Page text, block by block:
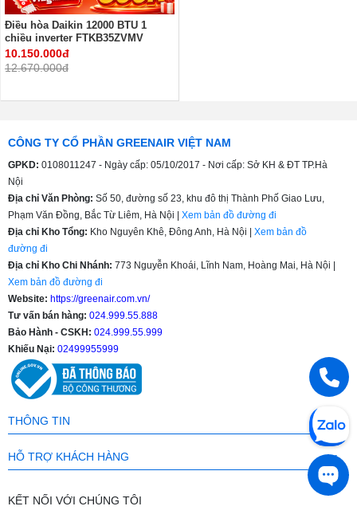
Điều hòa Daikin 12000 BTU 1
chiều inverter FTKB35ZVMV
10.150.000đ
12.670.000đ
CÔNG TY CỔ PHẦN GREENAIR VIỆT NAM
GPKD: 0108011247 - Ngày cấp: 05/10/2017 - Nơi cấp: Sở KH & ĐT TP.Hà
Nội
Địa chỉ Văn Phòng: Số 50, đường số 23, khu đô thị Thành Phố Giao Lưu,
Phạm Văn Đồng, Bắc Từ Liêm, Hà Nội | Xem bản đồ đường đi
Địa chỉ Kho Tổng: Kho Nguyên Khê, Đông Anh, Hà Nội | Xem bản đồ
đường đi
Địa chỉ Kho Chi Nhánh: 773 Nguyễn Khoái, Lĩnh Nam, Hoàng Mai, Hà Nội |
Xem bản đồ đường đi
Website: https://greenair.com.vn/
Tư vấn bán hàng: 024.999.55.888
Bảo Hành - CSKH: 024.999.55.999
Khiếu Nại: 02499955999
THÔNG TIN
HỖ TRỢ KHÁCH HÀNG
KẾT NỐI VỚI CHÚNG TÔI